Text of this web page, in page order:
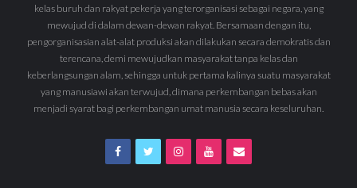
kelas buruh dan rakyat pekerja yang terorganisasi sebagai negara, yang
mewujud di dalam dewan-dewan rakyat. Bersamaan dengan itu,
pengorganisasian alat-alat produksi akan dilakukan secara demokratis dan
terencana, demi mewujudkan masyarakat tanpa kelas dan
keberlangsungan alam, sehingga untuk pertama kalinya suatu masyarakat
yang manusiawi akan terwujud, dimana perkembangan bebas akan
menjadi syarat bagi perkembangan umat manusia secara keseluruhan.